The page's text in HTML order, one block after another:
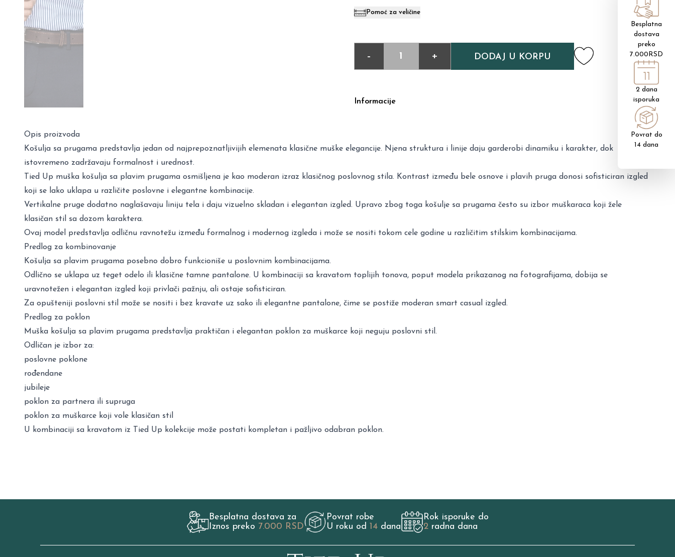
Pomoć za veličine
- + DODAJ U KORPU
Informacije
Opis proizvoda
Košulja sa prugama predstavlja jedan od najprepoznatljivijih elemenata klasične muške elegancije. Njena struktura i linije daju garderobi dinamiku i karakter, dok
istovremeno zadržavaju formalnost i urednost.
Tied Up muška košulja sa plavim prugama osmišljena je kao moderan izraz klasičnog poslovnog stila. Kontrast između bele osnove i plavih pruga donosi sofisticiran izgled
koji se lako uklapa u različite poslovne i elegantne kombinacije.
Vertikalne pruge dodatno naglašavaju liniju tela i daju vizuelno skladan i elegantan izgled. Upravo zbog toga košulje sa prugama često su izbor muškaraca koji žele
klasičan stil sa dozom karaktera.
Ovaj model predstavlja odličnu ravnotežu između formalnog i modernog izgleda i može se nositi tokom cele godine u različitim stilskim kombinacijama.
Predlog za kombinovanje
Košulja sa plavim prugama posebno dobro funkcioniše u poslovnim kombinacijama.
Odlično se uklapa uz teget odelo ili klasične tamne pantalone. U kombinaciji sa kravatom toplijih tonova, poput modela prikazanog na fotografijama, dobija se
uravnotežen i elegantan izgled koji privlači pažnju, ali ostaje sofisticiran.
Za opušteniji poslovni stil može se nositi i bez kravate uz sako ili elegantne pantalone, čime se postiže moderan smart casual izgled.
Predlog za poklon
Muška košulja sa plavim prugama predstavlja praktičan i elegantan poklon za muškarce koji neguju poslovni stil.
Odličan je izbor za:
poslovne poklone
rođendane
jubileje
poklon za partnera ili supruga
poklon za muškarce koji vole klasičan stil
U kombinaciji sa kravatom iz Tied Up kolekcije može postati kompletan i pažljivo odabran poklon.
Besplatna
dostava
preko
7.000RSD
2 dana
isporuka
Povrat do
14 dana
Besplatna dostava za
Iznos preko 7.000 RSD
Povrat robe
U roku od 14 dana
Rok isporuke do
2 radna dana